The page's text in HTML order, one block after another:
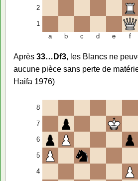
2
1
a
b c d e f
Après 33…Df3, les Blancs ne
aucune pièce sans perte de
Haifa 1976)
8
7
6
5
4